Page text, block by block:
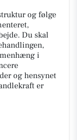
og følge
Du skal
i
og hensynet
er